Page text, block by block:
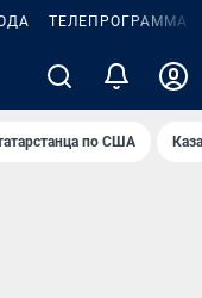
ТЕЛЕПРОГРАММА
по США